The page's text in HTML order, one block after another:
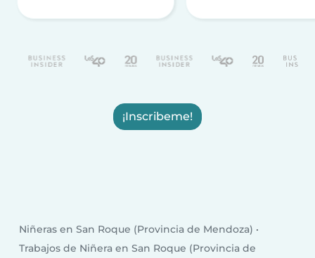
¡Inscribeme!
Niñeras en San Roque (Provincia de Mendoza)
Trabajos de Niñera en San Roque (Provincia de